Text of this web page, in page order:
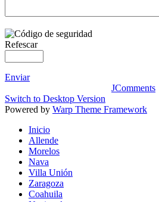
Refescar
Enviar
JComments
Switch to Desktop Version
Powered by Warp Theme Framework
Inicio
Allende
Morelos
Nava
Villa Unión
Zaragoza
Coahuila